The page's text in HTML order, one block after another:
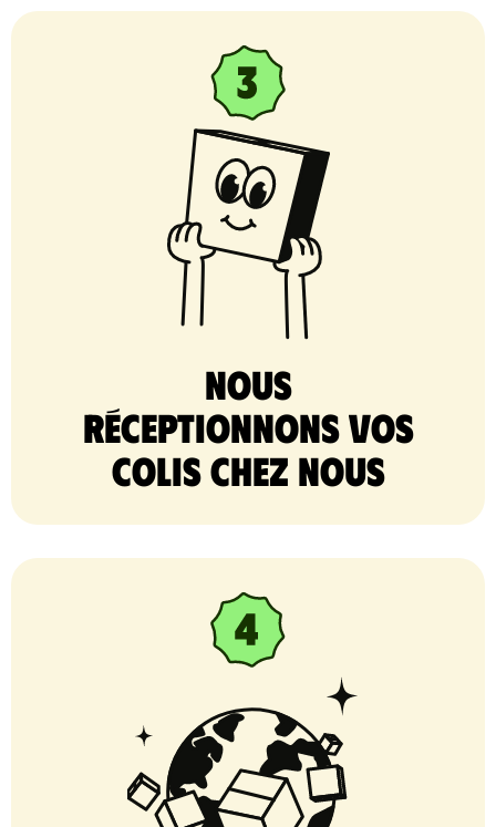
nous
réceptionnons vos
colis chez nous